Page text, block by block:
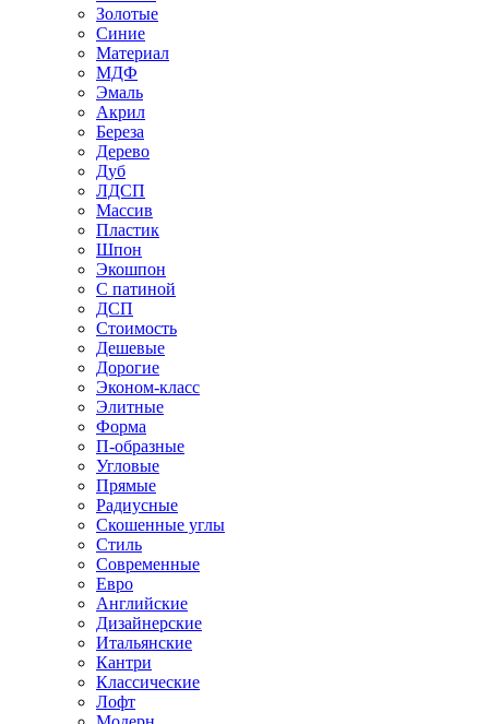
Золотые
Синие
Материал
МДФ
Эмаль
Акрил
Береза
Дерево
Дуб
ЛДСП
Массив
Пластик
Шпон
Экошпон
С патиной
ДСП
Стоимость
Дешевые
Дорогие
Эконом-класс
Элитные
Форма
П-образные
Угловые
Прямые
Радиусные
Скошенные углы
Стиль
Современные
Евро
Английские
Дизайнерские
Итальянские
Кантри
Классические
Лофт